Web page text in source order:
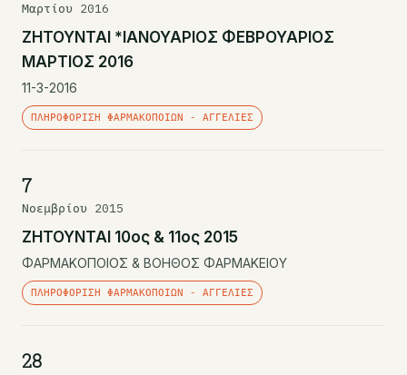
Μαρτίου 2016
ΖΗΤΟΥΝΤΑΙ *ΙΑΝΟΥΑΡΙΟΣ ΦΕΒΡΟΥΑΡΙΟΣ
ΜΑΡΤΙΟΣ 2016
11-3-2016
ΠΛΗΡΟΦΌΡΙΣΗ ΦΑΡΜΑΚΟΠΟΙΏΝ - ΑΓΓΕΛΊΕΣ
7
Νοεμβρίου 2015
ΖΗΤΟΥΝΤΑΙ 10ος & 11ος 2015
ΦΑΡΜΑΚΟΠΟΙΟΣ & ΒΟΗΘΟΣ ΦΑΡΜΑΚΕΙΟΥ
ΠΛΗΡΟΦΌΡΙΣΗ ΦΑΡΜΑΚΟΠΟΙΏΝ - ΑΓΓΕΛΊΕΣ
28